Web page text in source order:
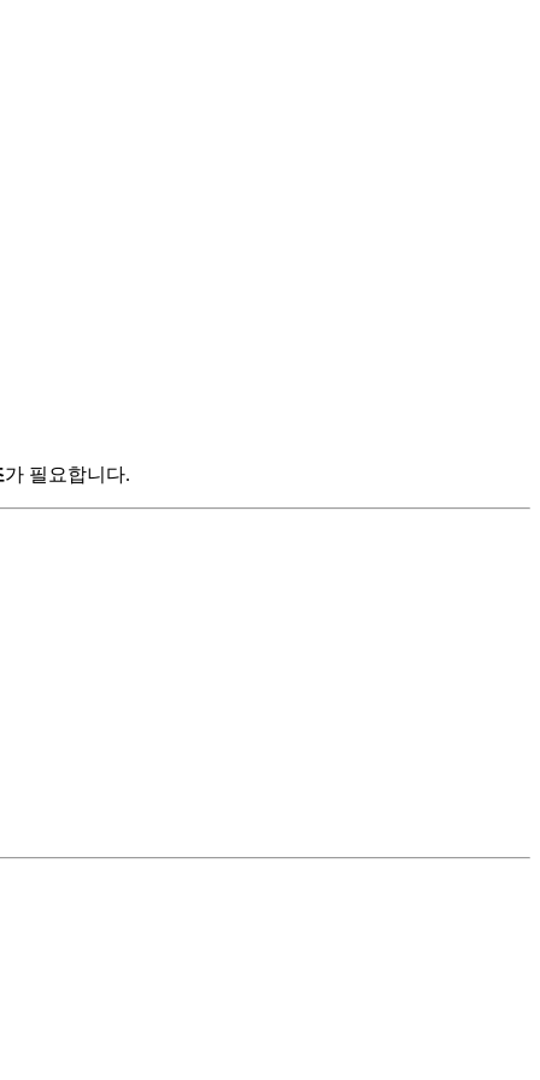
가 필요합니다.